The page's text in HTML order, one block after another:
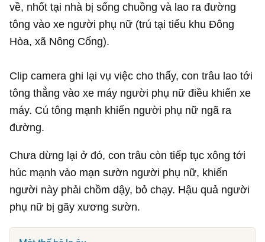
về, nhốt tại nhà bị sổng chuồng và lao ra đường
tông vào xe người phụ nữ (trú tại tiểu khu Đông
Hòa, xã Nông Cống).
Clip camera ghi lại vụ việc cho thấy, con trâu lao tới
tông thẳng vào xe máy người phụ nữ điều khiển xe
máy. Cú tông mạnh khiến người phụ nữ ngã ra
đường.
Chưa dừng lại ở đó, con trâu còn tiếp tục xông tới
húc mạnh vào mạn sườn người phụ nữ, khiến
người này phải chồm dậy, bỏ chạy. Hậu quả người
phụ nữ bị gãy xương sườn.